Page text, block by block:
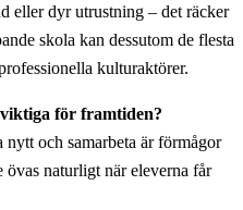
eller dyr utrustning – det räcker
skola kan dessutom de flesta
kulturaktörer.
för framtiden?
och samarbeta är förmågor
naturligt när eleverna får